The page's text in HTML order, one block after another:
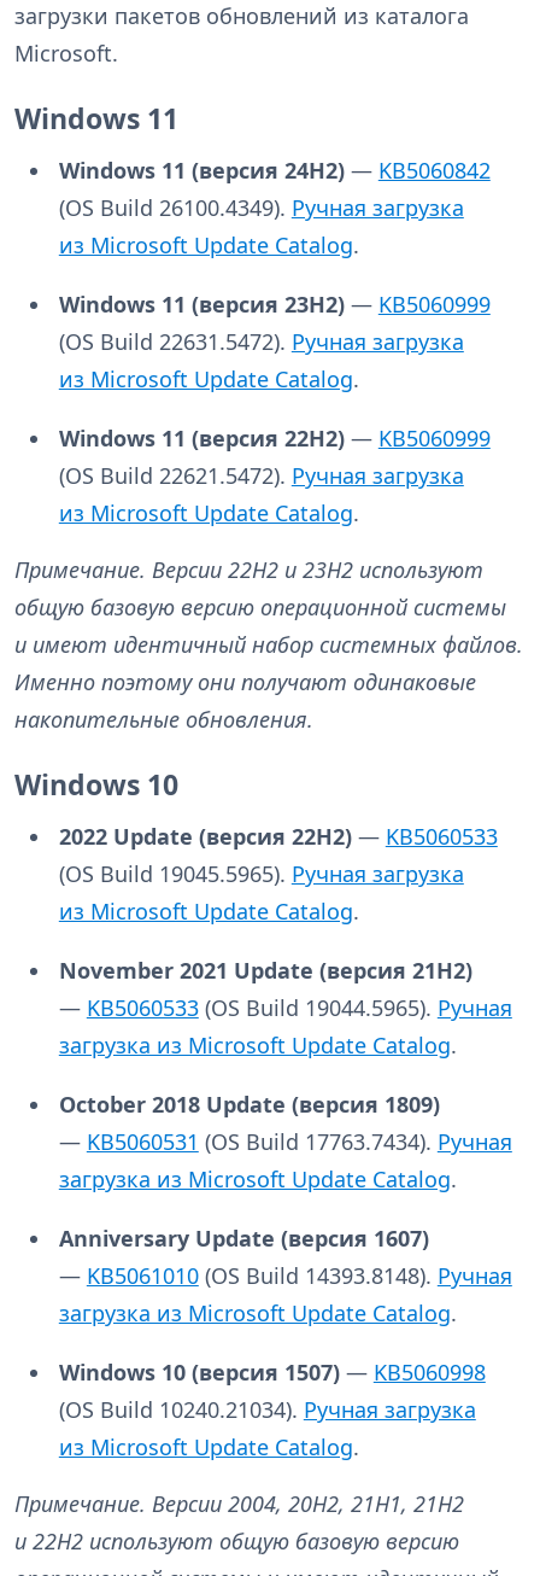
загрузки пакетов обновлений из каталога
Microsoft.
Windows 11
Windows 11 (версия 24H2) — KB5060842
(OS Build 26100.4349). Ручная загрузка
из Microsoft Update Catalog.
Windows 11 (версия 23H2) — KB5060999
(OS Build 22631.5472). Ручная загрузка
из Microsoft Update Catalog.
Windows 11 (версия 22H2) — KB5060999
(OS Build 22621.5472). Ручная загрузка
из Microsoft Update Catalog.
Примечание. Версии 22H2 и 23H2 используют
общую базовую версию операционной системы
и имеют идентичный набор системных файлов.
Именно поэтому они получают одинаковые
накопительные обновления.
Windows 10
2022 Update (версия 22H2) — KB5060533
(OS Build 19045.5965). Ручная загрузка
из Microsoft Update Catalog.
November 2021 Update (версия 21H2)
— KB5060533(OS Build 19044.5965). Ручная
загрузка из Microsoft Update Catalog.
October 2018 Update (версия 1809)
— KB5060531 (OS Build 17763.7434). Ручная
загрузка из Microsoft Update Catalog.
Anniversary Update (версия 1607)
— KB5061010(OS Build 14393.8148). Ручная
загрузка из Microsoft Update Catalog.
Windows 10 (версия 1507) — KB5060998
(OS Build 10240.21034). Ручная загрузка
из Microsoft Update Catalog.
Примечание. Версии 2004, 20H2, 21H1, 21H2
и 22H2 используют общую базовую версию